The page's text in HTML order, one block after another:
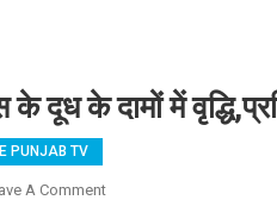
के दामों में
PUNJAB TV
A Comment